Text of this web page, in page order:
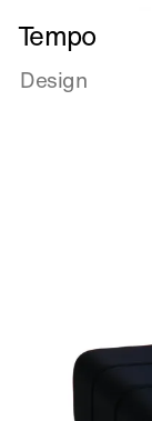
Læs
mere
om
Tempo
Design